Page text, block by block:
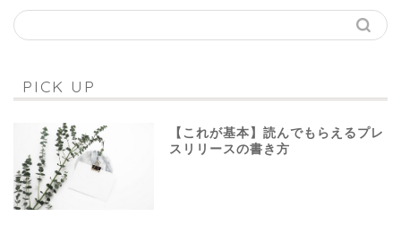
PICK UP
【これが基本】読んでもらえるプレ
スリリースの書き方